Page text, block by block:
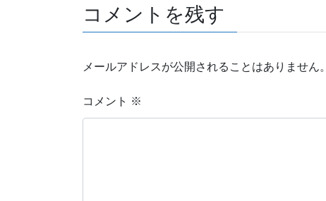
コメントを残す
メールアドレスが公開されることはありません。
コメント ※